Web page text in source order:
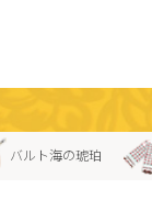
バルト海の琥珀